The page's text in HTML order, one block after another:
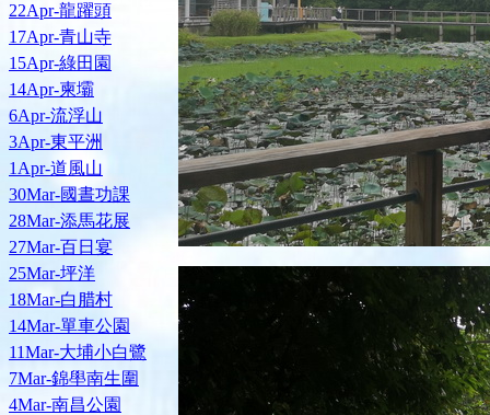
22Apr-龍躍頭
17Apr-青山寺
15Apr-綠田園
14Apr-柬壩
6Apr-流浮山
3Apr-東平洲
1Apr-道風山
30Mar-國晝功課
28Mar-添馬花展
27Mar-百日宴
25Mar-坪洋
18Mar-白腊村
14Mar-單車公園
11Mar-大埔小白鷺
7Mar-錦壆南生圍
4Mar-南昌公園